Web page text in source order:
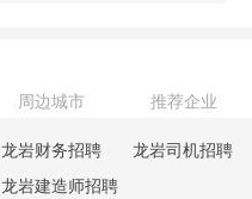
周边城市 推荐企业
龙岩财务招聘
龙岩司机招聘
龙岩建造师招聘